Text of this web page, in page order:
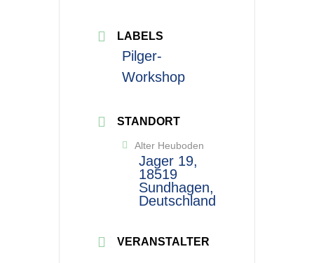
LABELS
Pilger-
Workshop
STANDORT
Alter Heuboden
Jager 19,
18519
Sundhagen,
Deutschland
VERANSTALTER